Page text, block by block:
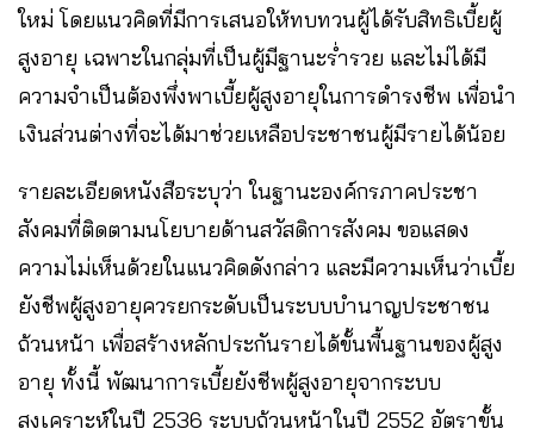
ใหม่ โดยแนวคิดที่มีการเสนอให้ทบทวนผู้ได้รับสิทธิเบี้ยผู้
สูงอายุ เฉพาะในกลุ่มที่เป็นผู้มีฐานะร่ำรวย และไม่ได้มี
ความจำเป็นต้องพึ่งพาเบี้ยผู้สูงอายุในการดำรงชีพ เพื่อนำ
เงินส่วนต่างที่จะได้มาช่วยเหลือประชาชนผู้มีรายได้น้อย
รายละเอียดหนังสือระบุว่า ในฐานะองค์กรภาคประชา
สังคมที่ติดตามนโยบายด้านสวัสดิการสังคม ขอแสดง
ความไม่เห็นด้วยในแนวคิดดังกล่าว และมีความเห็นว่าเบี้ย
ยังชีพผู้สูงอายุควรยกระดับเป็นระบบบำนาญประชาชน
ถ้วนหน้า เพื่อสร้างหลักประกันรายได้ขั้นพื้นฐานของผู้สูง
อายุ ทั้งนี้ พัฒนาการเบี้ยยังชีพผู้สูงอายุจากระบบ
สงเคราะห์ในปี 2536 ระบบถ้วนหน้าในปี 2552 อัตราขั้น